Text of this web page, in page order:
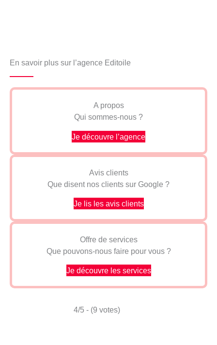
En savoir plus sur l’agence Editoile
A propos
Qui sommes-nous ?
Je découvre l’agence
Avis clients
Que disent nos clients sur Google ?
Je lis les avis clients
Offre de services
Que pouvons-nous faire pour vous ?
Je découvre les services
4/5 - (9 votes)